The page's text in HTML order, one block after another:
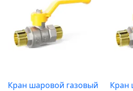
Кран шаровой газовый
Кран